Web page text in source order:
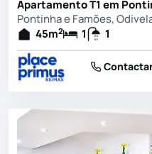
Apartamento T1 em
Pontinha e Famões,
45m2 1 1